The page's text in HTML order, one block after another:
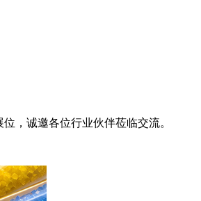
，诚邀各位行业伙伴莅临交流。